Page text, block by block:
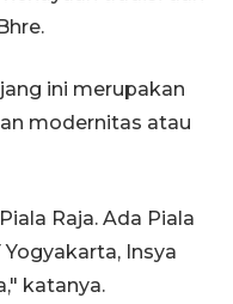
ini merupakan
modernitas atau
Raja. Ada Piala
Insya
katanya.